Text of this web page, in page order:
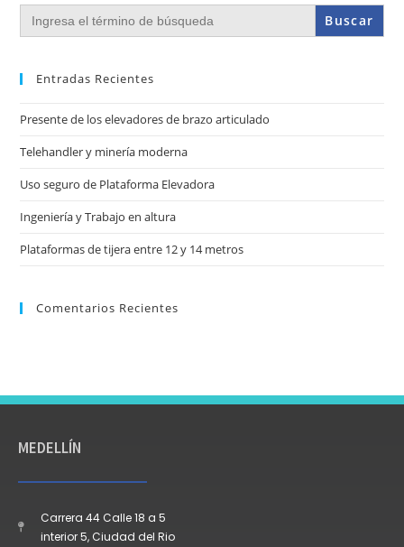
Buscar:
Entradas Recientes
Presente de los elevadores de brazo articulado
Telehandler y minería moderna
Uso seguro de Plataforma Elevadora
Ingeniería y Trabajo en altura
Plataformas de tijera entre 12 y 14 metros
Comentarios Recientes
MEDELLÍN
Carrera 44 Calle 18 a 5
interior 5, Ciudad del Rio